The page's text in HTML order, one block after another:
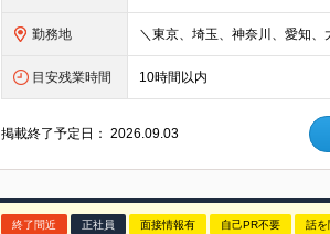
勤務地
目安残業時間 10時間以内
掲載終了予定日：2026.09.03
終了間近 正社員 面接情報有 自己PR不要 話